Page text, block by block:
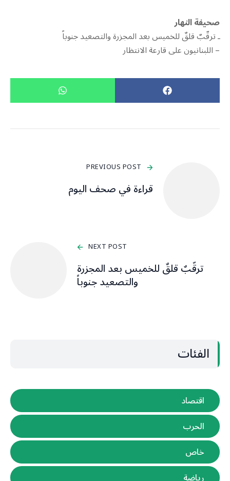
صحيفة النهار
ـ ترقّبٌ قلقٌ للخميس بعد المجزرة والتصعيد جنوباً
– اللبنانيون على قارعة الانتظار
PREVIOUS POST
قراءة في صحف اليوم
NEXT POST
ترقّبٌ قلقٌ للخميس بعد المجزرة
والتصعيد جنوباً
الفئات
اقتصاد
الحرب
خاص